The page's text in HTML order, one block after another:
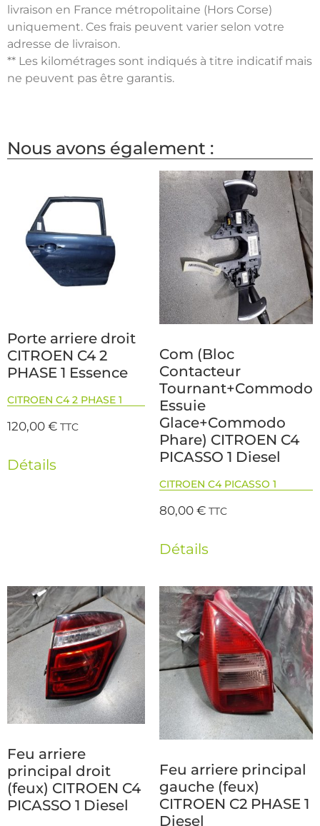
livraison en France métropolitaine (Hors Corse)
uniquement. Ces frais peuvent varier selon votre
adresse de livraison.
** Les kilométrages sont indiqués à titre indicatif mais
ne peuvent pas être garantis.
Nous avons également :
Porte arriere droit
CITROEN C4 2
PHASE 1 Essence
CITROEN C4 2 PHASE 1
120,00€ TTC
Détails
Com (Bloc
Contacteur
Tournant+Commodo
Essuie
Glace+Commodo
Phare) CITROEN C4
PICASSO 1 Diesel
CITROEN C4 PICASSO 1
80,00€ TTC
Détails
Feu arriere
principal droit
(feux) CITROEN C4
PICASSO 1 Diesel
Feu arriere principal
gauche (feux)
CITROEN C2 PHASE 1
Diesel